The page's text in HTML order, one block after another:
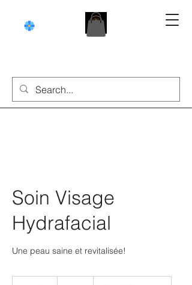
Soin Visage
Hydrafacial
Une peau saine et revitalisée!